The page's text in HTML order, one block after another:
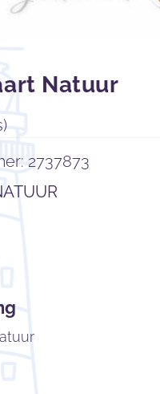
Natuur
2737873